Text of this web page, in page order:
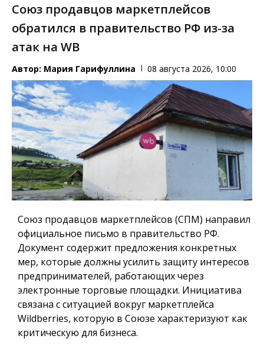
Союз продавцов маркетплейсов
обратился в правительство РФ из-за
атак на WB
Автор: Мария Гарифуллина 08 августа 2026, 10:00
Союз продавцов маркетплейсов (СПМ) направил
официальное письмо в правительство РФ.
Документ содержит предложения конкретных
мер, которые должны усилить защиту интересов
предпринимателей, работающих через
электронные торговые площадки. Инициатива
связана с ситуацией вокруг маркетплейса
Wildberries, которую в Союзе характеризуют как
критическую для бизнеса.